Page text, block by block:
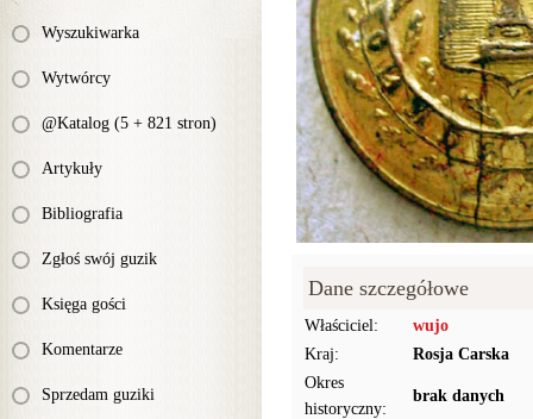
Wyszukiwarka
Wytwórcy
@Katalog (5 + 821 stron)
Artykuły
Bibliografia
Zgłoś swój guzik
Księga gości
Komentarze
Sprzedam guziki
Dane szczegółowe
Właściciel:
wujo
Kraj:
Rosja Carska
Okres
historyczny:
brak danych